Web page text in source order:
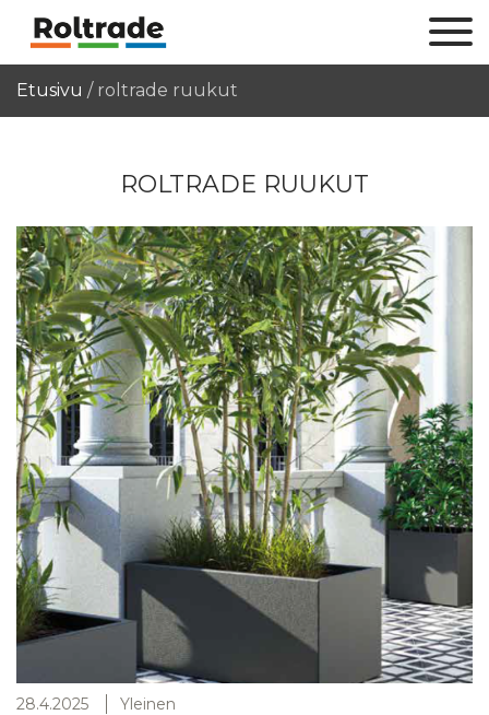
Etusivu / roltrade ruukut
ROLTRADE RUUKUT
28.4.2025 Yleinen